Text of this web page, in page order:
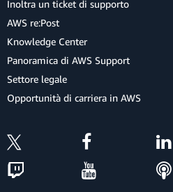
Inoltra un ticket di supporto
AWS re:Post
Knowledge Center
Panoramica di AWS Support
Settore legale
Opportunità di carriera in AWS